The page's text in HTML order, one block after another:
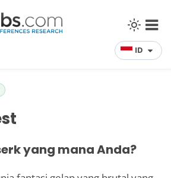
ID
yang mana Anda?